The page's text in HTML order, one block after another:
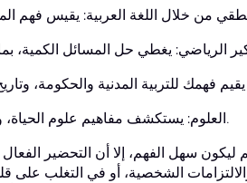
العلوم: يستكشف مفاهيم علوم الحياة، والعلوم الفيزيائية، وعلوم الأرض والفضاء.
سهل الفهم، إلا أن التحضير
الشخصية، أو في التغلب